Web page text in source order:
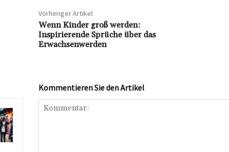
Vorheriger Artikel
Wenn Kinder groß werden:
Inspirierende Sprüche über das
Erwachsenwerden
Kommentieren Sie den Artikel